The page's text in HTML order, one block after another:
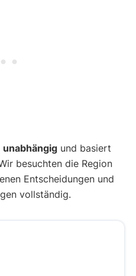
unabhängig und basiert
besuchten die Region
Entscheidungen und
vollständig.